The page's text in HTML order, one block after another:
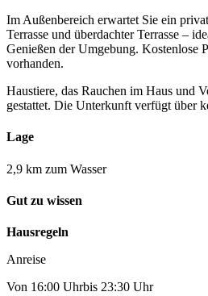
Im Außenbereich erwartet Sie ein
Terrasse und überdachter Terrasse –
Genießen der Umgebung. Kostenlose
vorhanden.
Haustiere, das Rauchen im Haus und
gestattet. Die Unterkunft verfügt über
Lage
2,9 km zum Wasser
Gut zu wissen
Hausregeln
Anreise
Von 16:00 Uhrbis 23:30 Uhr